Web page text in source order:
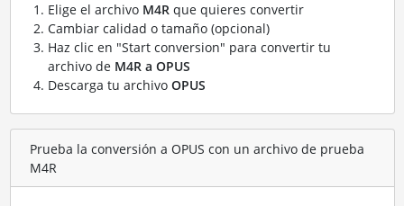
Elige el archivo M4Rque quieres convertir
Cambiar calidad o tamaño (opcional)
Haz clic en "Start conversion" para convertir tu
archivo de M4R a OPUS
Descarga tu archivo OPUS
Prueba la conversión a OPUS con un archivo de prueba
M4R